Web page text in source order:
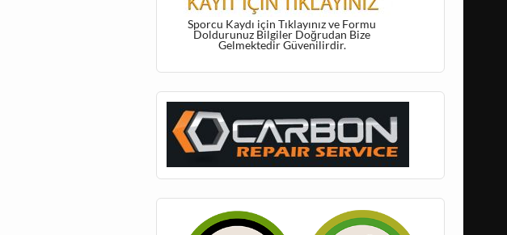
Sporcu Kaydı için Tıklayınız ve Formu
Doldurunuz Bilgiler Doğrudan Bize
Gelmektedir Güvenilirdir.